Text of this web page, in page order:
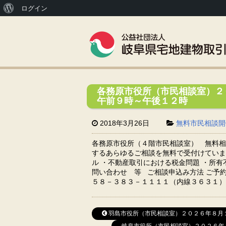
各務原市役所（市民相談室）
午前９時～午後１２時
2018年3月26日 無料市民相談
各務原市役所（４階市民相談室） 無料
するあらゆるご相談を無料で受付けてい
ル ・不動産取引における税金問題 ・所
問い合わせ 等 ご相談申込み方法 ご予
５８－３８３－１１１１（内線３６３１）
羽島市役所（市民相談室）２０２６年８
WordPress
ログイン